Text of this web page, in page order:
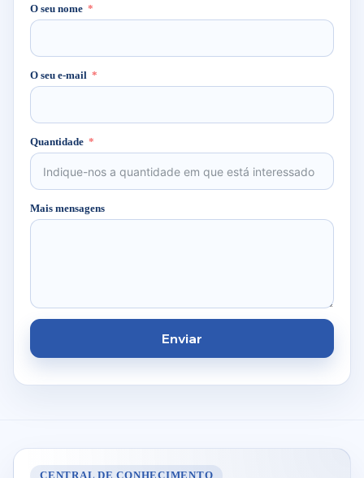
O seu nome
O seu e-mail
Quantidade
Mais mensagens
Enviar
CENTRAL DE CONHECIMENTO